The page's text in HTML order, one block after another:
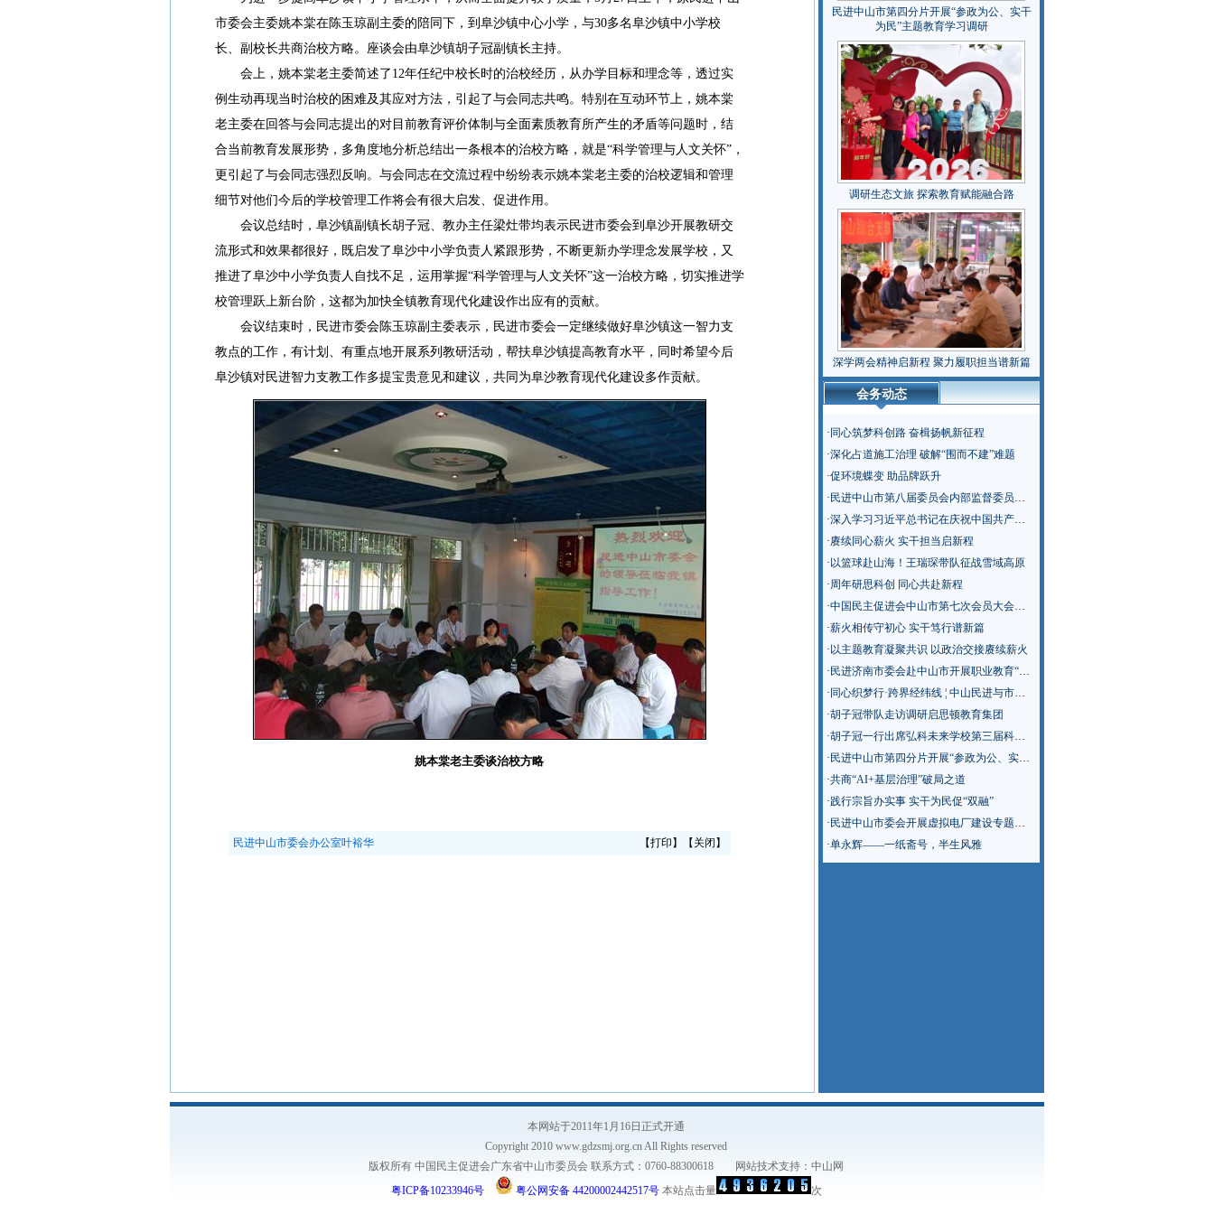
市委会主委姚本棠在陈玉琼副主委的陪同下，到阜沙镇中心小学，与30多名阜沙镇中小学校
长、副校长共商治校方略。座谈会由阜沙镇胡子冠副镇长主持。
会上，姚本棠老主委简述了12年任纪中校长时的治校经历，从办学目标和理念等，透过实
例生动再现当时治校的困难及其应对方法，引起了与会同志共鸣。特别在互动环节上，姚本棠
老主委在回答与会同志提出的对目前教育评价体制与全面素质教育所产生的矛盾等问题时，结
合当前教育发展形势，多角度地分析总结出一条根本的治校方略，就是“科学管理与人文关怀”，
更引起了与会同志强烈反响。与会同志在交流过程中纷纷表示姚本棠老主委的治校逻辑和管理
细节对他们今后的学校管理工作将会有很大启发、促进作用。
会议总结时，阜沙镇副镇长胡子冠、教办主任梁灶带均表示民进市委会到阜沙开展教研交
流形式和效果都很好，既启发了阜沙中小学负责人紧跟形势，不断更新办学理念发展学校，又
推进了阜沙中小学负责人自找不足，运用掌握“科学管理与人文关怀”这一治校方略，切实推进学
校管理跃上新台阶，这都为加快全镇教育现代化建设作出应有的贡献。
会议结束时，民进市委会陈玉琼副主委表示，民进市委会一定继续做好阜沙镇这一智力支
教点的工作，有计划、有重点地开展系列教研活动，帮扶阜沙镇提高教育水平，同时希望今后
阜沙镇对民进智力支教工作多提宝贵意见和建议，共同为阜沙教育现代化建设多作贡献。
姚本棠老主委谈治校方略
民进中山市委会办公室叶裕华 【打印 】【 关闭 】
民进中山市第四分片开展“参政为公、实干
为民”主题教育学习调研
调研生态文旅 探索教育赋能融合路
深学两会精神启新程 聚力履职担当谱新篇
会务动态
· 同心筑梦科创路 奋楫扬帆新征程
·深化占道施工治理 破解“围而不建”难题
·促环境蝶变 助品牌跃升
· 民进中山市第八届委员会内部监督委员会召开第一次会议
·深入学习习近平总书记在庆祝中国共产党成立105周年大会上的重要讲话精神
·赓续同心薪火 实干担当启新程
· 以篮球赴山海！王瑞琛带队征战雪域高原
·周年研思科创 同心共赴新程
·中国民主促进会中山市第七次会员大会召开
·薪火相传守初心 实干笃行谱新篇
· 以主题教育凝聚共识 以政治交接赓续薪火
· 民进济南市委会赴中山市开展职业教育“新双高”建设专题调研
· 同心织梦行·跨界经纬线 ¦ 中山民进与市教师发展中心“青春聊聊吧”活动走进南侨英才学校
·胡子冠带队走访调研启思顿教育集团
·胡子冠一行出席弘科未来学校第三届科技节
· 民进中山市第四分片开展“参政为公、实干为民”主题教育学习调研
·共商“AI+基层治理”破局之道
·践行宗旨办实事 实干为民促“双融”
· 民进中山市委会开展虚拟电厂建设专题调研
·单永辉——一纸斋号，半生风雅
本网站于2011年1月16日正式开通
Copyright 2010 www.gdzsmj.org.cn All Rights reserved
版权所有 中国民主促进会广东省中山市委员会 联系方式：0760-88300618 网站技术支持：中山网
粤ICP备10233946号
粤公网安备 44200002442517号本站点击量 次